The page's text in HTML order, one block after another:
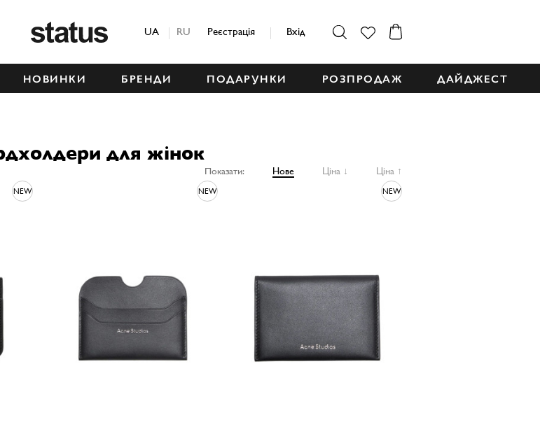
UA RU Реєстрація Вхід
НОВИНКИ БРЕНДИ ПОДАРУНКИ РОЗПРОДАЖ ДАЙДЖЕСТ
для жінок
Показати: Нове Ціна ↓ Ціна ↑
NEW NEW NEW